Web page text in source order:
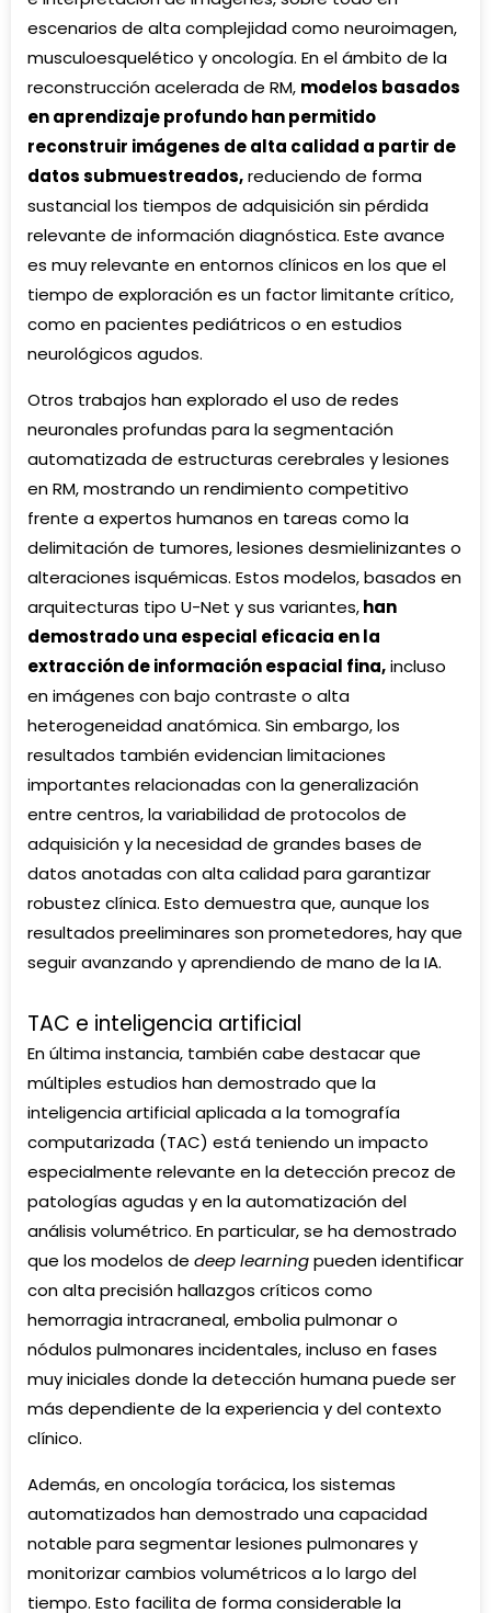
escenarios de alta complejidad como neuroimagen,
musculoesquelético y oncología. En el ámbito de la
reconstrucción acelerada de RM, modelos basados
en aprendizaje profundo han permitido
reconstruir imágenes de alta calidad a partir de
datos submuestreados,reduciendo de forma
sustancial los tiempos de adquisición sin pérdida
relevante de información diagnóstica. Este avance
es muy relevante en entornos clínicos en los que el
tiempo de exploración es un factor limitante crítico,
como en pacientes pediátricos o en estudios
neurológicos agudos.
Otros trabajos han explorado el uso de redes
neuronales profundas para la segmentación
automatizada de estructuras cerebrales y lesiones
en RM, mostrando un rendimiento competitivo
frente a expertos humanos en tareas como la
delimitación de tumores, lesiones desmielinizantes o
alteraciones isquémicas. Estos modelos, basados en
arquitecturas tipo U-Net y sus variantes,han
demostrado una especial eficacia en la
extracción de información espacial fina,incluso
en imágenes con bajo contraste o alta
heterogeneidad anatómica. Sin embargo, los
resultados también evidencian limitaciones
importantes relacionadas con la generalización
entre centros, la variabilidad de protocolos de
adquisición y la necesidad de grandes bases de
datos anotadas con alta calidad para garantizar
robustez clínica. Esto demuestra que, aunque los
resultados preeliminares son prometedores, hay que
seguir avanzando y aprendiendo de mano de la IA.
TAC e inteligencia artificial
En última instancia, también cabe destacar que
múltiples estudios han demostrado que la
inteligencia artificial aplicada a la tomografía
computarizada (TAC) está teniendo un impacto
especialmente relevante en la detección precoz de
patologías agudas y en la automatización del
análisis volumétrico. En particular, se ha demostrado
que los modelos de deep learningpueden identificar
con alta precisión hallazgos críticos como
hemorragia intracraneal, embolia pulmonar o
nódulos pulmonares incidentales, incluso en fases
muy iniciales donde la detección humana puede ser
más dependiente de la experiencia y del contexto
clínico.
Además, en oncología torácica, los sistemas
automatizados han demostrado una capacidad
notable para segmentar lesiones pulmonares y
monitorizar cambios volumétricos a lo largo del
tiempo. Esto facilita de forma considerable la